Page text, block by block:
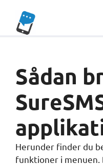
indhold
Sådan
Herunder finder du
funktioner i menuen.